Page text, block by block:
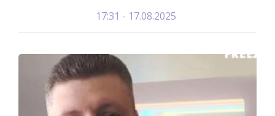
17.08.2025 - 17:31